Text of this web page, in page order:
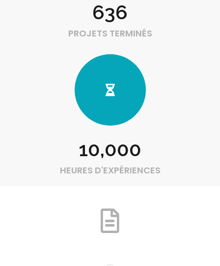
PROJETS TERMINÉS
636
HEURES D'EXPÉRIENCES
10,000